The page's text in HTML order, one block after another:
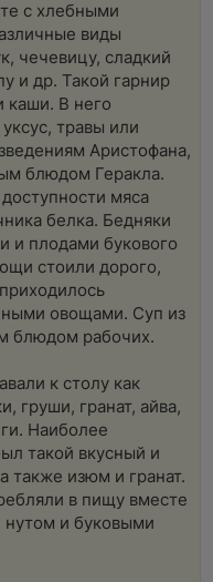
с хлебными
виды
чечевицу, сладкий
и др. Такой гарнир
каши. В него
травы или
Аристофана,
блюдом Геракла.
мяса
белка. Бедняки
и плодами букового
стоили дорого,
овощами. Суп из
блюдом рабочих.
к столу как
груши, гранат, айва,
Наиболее
такой вкусный и
также изюм и гранат.
в пищу вместе
и буковыми